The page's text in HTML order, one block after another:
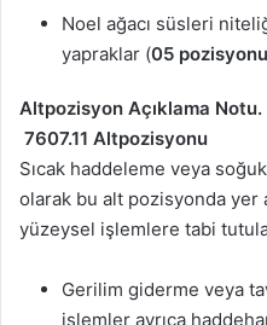
Noel ağacı süsleri
yapraklar (05 pozisyonu
Altpozisyon Açıklama Notu.
7607.11 Altpozisyonu
Sıcak haddeleme veya
olarak bu alt pozisyonda yer
yüzeysel işlemlere tabi
Gerilim giderme veya
işlemler ayrıca